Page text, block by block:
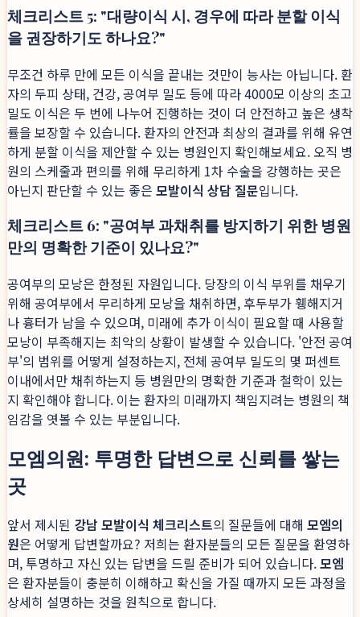
체크리스트 5: "대량이식 시, 경우에 따라 분할 이식
을 권장하기도 하나요?"
무조건 하루 만에 모든 이식을 끝내는 것만이 능사는 아닙니다. 환
자의 두피 상태, 건강, 공여부 밀도 등에 따라 4000모 이상의 초고
밀도 이식은 두 번에 나누어 진행하는 것이 더 안전하고 높은 생착
률을 보장할 수 있습니다. 환자의 안전과 최상의 결과를 위해 유연
하게 분할 이식을 제안할 수 있는 병원인지 확인해보세요. 오직 병
원의 스케줄과 편의를 위해 무리하게 1차 수술을 강행하는 곳은
아닌지 판단할 수 있는 좋은 모발이식 상담 질문입니다.
체크리스트 6: "공여부 과채취를 방지하기 위한 병원
만의 명확한 기준이 있나요?"
공여부의 모낭은 한정된 자원입니다. 당장의 이식 부위를 채우기
위해 공여부에서 무리하게 모낭을 채취하면, 후두부가 휑해지거
나 흉터가 남을 수 있으며, 미래에 추가 이식이 필요할 때 사용할
모낭이 부족해지는 최악의 상황이 발생할 수 있습니다. '안전 공여
부'의 범위를 어떻게 설정하는지, 전체 공여부 밀도의 몇 퍼센트
이내에서만 채취하는지 등 병원만의 명확한 기준과 철학이 있는
지 확인해야 합니다. 이는 환자의 미래까지 책임지려는 병원의 책
임감을 엿볼 수 있는 부분입니다.
모엠의원: 투명한 답변으로 신뢰를 쌓는
곳
앞서 제시된 강남 모발이식 체크리스트의 질문들에 대해 모엠의
원은 어떻게 답변할까요? 저희는 환자분들의 모든 질문을 환영하
며, 투명하고 자신 있는 답변을 드릴 준비가 되어 있습니다.모엠
은 환자분들이 충분히 이해하고 확신을 가질 때까지 모든 과정을
상세히 설명하는 것을 원칙으로 합니다.